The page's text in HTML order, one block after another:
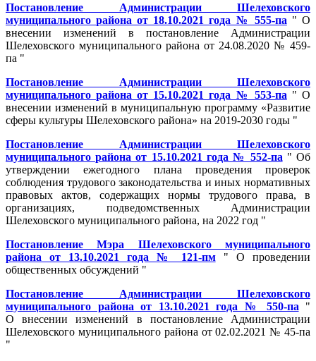
Постановление Администрации Шелеховского
муниципального района от 18.10.2021 года № 555-па " О
внесении изменений в постановление Администрации
Шелеховского муниципального района от 24.08.2020 № 459-
па "
Постановление Администрации Шелеховского
муниципального района от 15.10.2021 года № 553-па " О
внесении изменений в муниципальную программу «Развитие
сферы культуры Шелеховского района» на 2019-2030 годы "
Постановление Администрации Шелеховского
муниципального района от 15.10.2021 года № 552-па " Об
утверждении ежегодного плана проведения проверок
соблюдения трудового законодательства и иных нормативных
правовых актов, содержащих нормы трудового права, в
организациях, подведомственных Администрации
Шелеховского муниципального района, на 2022 год "
Постановление Мэра Шелеховского муниципального
района от 13.10.2021 года № 121-пм" О проведении
общественных обсуждений "
Постановление Администрации Шелеховского
муниципального района от 13.10.2021 года № 550-па "
О внесении изменений в постановление Администрации
Шелеховского муниципального района от 02.02.2021 № 45-па
"